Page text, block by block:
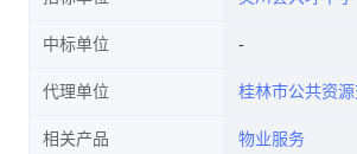
中标单位
代理单位 桂林市公共资
相关产品 物业服务